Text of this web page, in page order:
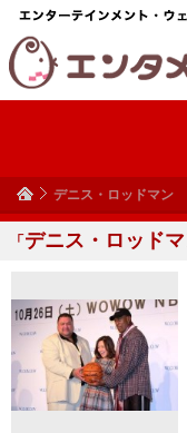
デニス・ロッドマン
「デニス・ロッド